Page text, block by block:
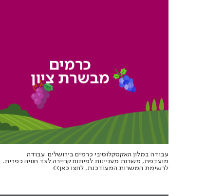
עבודה במלון האקסקלוסיבי כרמים בירושלים. עבודה
מועדפת, משרות מעניינות לפיתוח קריירה לצד חוויה כפרית.
לרשימת המשרות המעודכנת, לחצו כאן>>